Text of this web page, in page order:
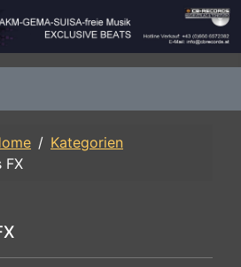
Kategorien
FX